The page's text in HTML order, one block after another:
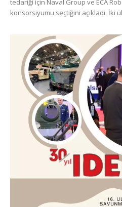
tedariği için Naval Group ve ECA
konsorsiyumu seçtiğini açıkladı. İki